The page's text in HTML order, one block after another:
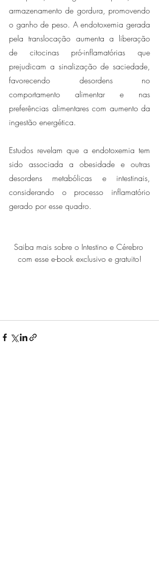
armazenamento de gordura, promovendo
o ganho de peso. A endotoxemia gerada
pela translocação aumenta a liberação
de citocinas pró-inflamatórias que
prejudicam a sinalização de saciedade,
favorecendo desordens no
comportamento alimentar e nas
preferências alimentares com aumento da
ingestão energética.
Estudos revelam que a endotoxemia tem
sido associada a obesidade e outras
desordens metabólicas e intestinais,
considerando o processo inflamatório
gerado por esse quadro.
Saiba mais sobre o Intestino e Cérebro
com esse e-book exclusivo e gratuito!